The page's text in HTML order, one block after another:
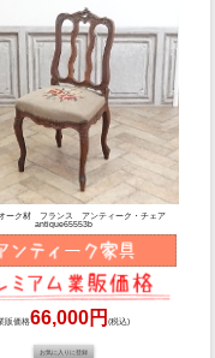
ーク材 フランス アンティーク・チェア
antique65553b
販価格66,000円(税込)